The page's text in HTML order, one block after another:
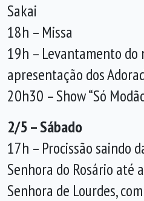
Sakai
18h – Missa
19h – Levantamento do
apresentação dos
20h30 – Show “Só
2/5 – Sábado
17h – Procissão saindo
Senhora do Rosário até
Senhora de Lourdes,